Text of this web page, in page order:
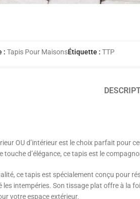
: Tapis Pour MaisonsÉtiquette : TTP
OU d’intérieur est le choix parfait
d’élégance, ce tapis est le
ce tapis est spécialement conçu pour
intempéries. Son tissage plat offre à la
votre espace extérieur.